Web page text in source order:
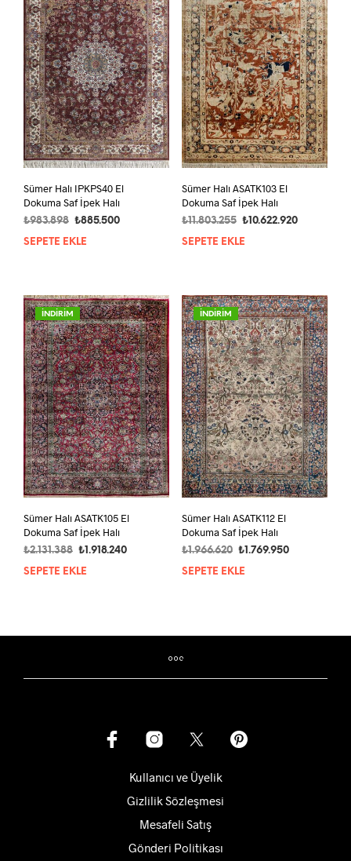
Sümer Halı IPKPS40 El
Dokuma Saf İpek Halı
₺983.898 Orijinal
fiyat:
₺885.500Şu
SEPETE EKLE
Sümer Halı ASATK103 El
Dokuma Saf İpek Halı
₺11.803.255 Orijinal
fiyat:
₺10.622.920Şu
SEPETE EKLE
İNDİRİM
Sümer Halı ASATK105 El
Dokuma Saf İpek Halı
₺2.131.388 Orijinal
fiyat:
₺ 1.918.240Şu
SEPETE EKLE
İNDİRİM
Sümer Halı ASATK112 El
Dokuma Saf İpek Halı
₺1.966.620 Orijinal
fiyat:
₺1.769.950Şu
SEPETE EKLE
Kullanıcı ve Üyelik
Gizlilik Sözleşmesi
Mesafeli Satış
Gönderi Politikası